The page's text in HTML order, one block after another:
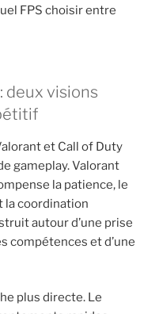
FPS choisir entre
deux visions
et Call of Duty
gameplay. Valorant
la patience, le
la coordination
autour d’une prise
compétences et d’une
plus directe. Le